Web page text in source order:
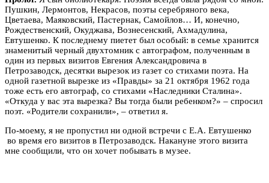
Пушкин, Лермонтов, Некрасов, поэты серебряного века,
Цветаева, Маяковский, Пастернак, Самойлов… И, конечно,
Рождественский, Окуджава, Вознесенский, Ахмадулина,
Евтушенко. К последнему пиетет был особый: в семье хранится
знаменитый черный двухтомник с автографом, полученным в
один из первых визитов Евгения Александровича в
Петрозаводск, десятки вырезок из газет со стихами поэта. На
одной газетной вырезке из «Правды» за 21 октября 1962 года
тоже есть его автограф, со стихами «Наследники Сталина».
«Откуда у вас эта вырезка? Вы тогда были ребенком?» – спросил
поэт. «Родители сохранили», – ответил я.
По-моему, я не пропустил ни одной встречи с Е.А. Евтушенко
во время его визитов в Петрозаводск. Накануне этого визита
мне сообщили, что он хочет побывать в музее.